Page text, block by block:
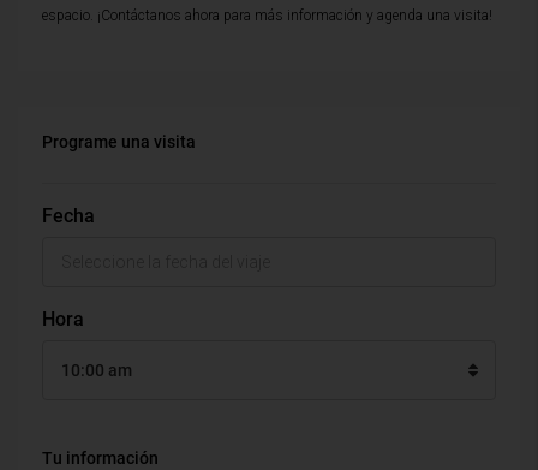
espacio. ¡Contáctanos ahora para más información y agenda una visita!
Programe una visita
Fecha
Hora
10:00 am
Tu información